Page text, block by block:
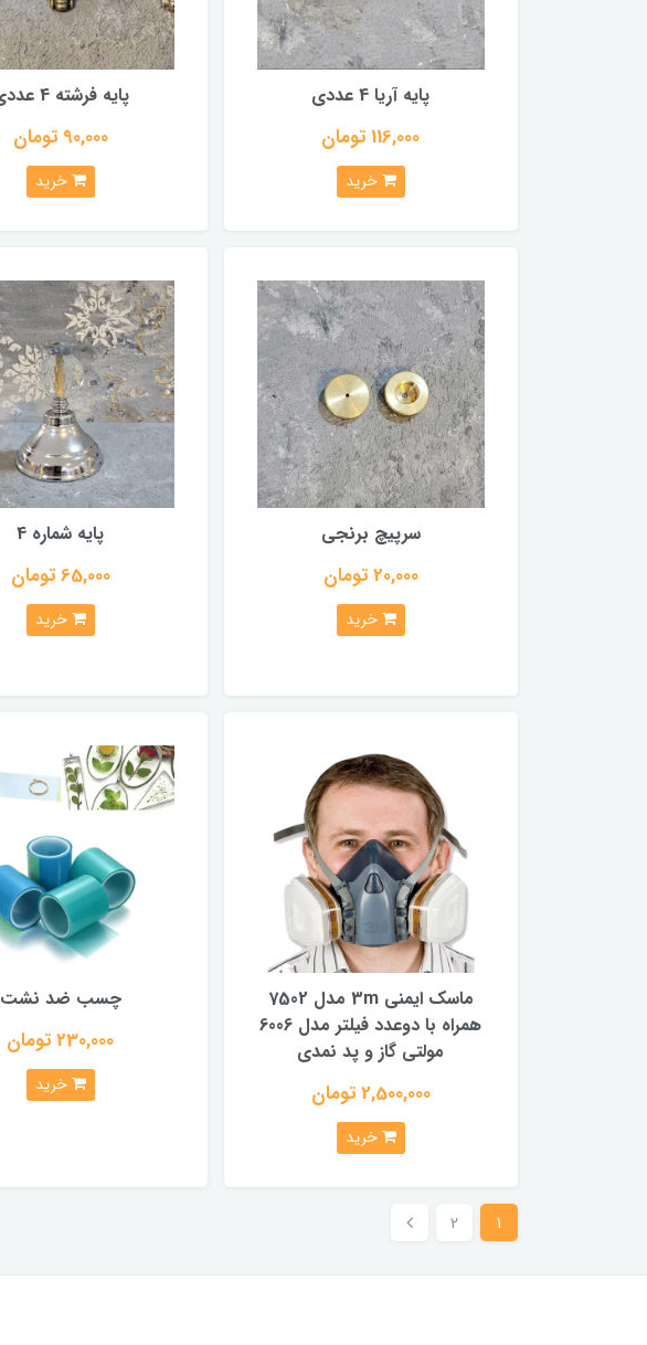
پایه آریا 4 عددی
116,000 تومان
خرید
پایه فرشته 4 عددی
90,000 تومان
خرید
سرپیچ برنجی
20,000 تومان
خرید
پایه شماره 4
65,000 تومان
خرید
ماسک ایمنی 3m مدل 7502
همراه با دوعدد فیلتر مدل 6006
مولتی گاز و پد نمدی
2,500,000 تومان
خرید
چسب ضد نشت
230,000 تومان
خرید
1
2